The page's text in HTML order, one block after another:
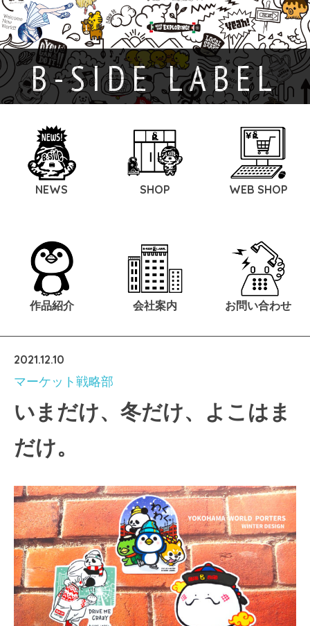
B-SIDE LABEL
NEWS SHOP WEB SHOP
作品紹介 会社案内 お問い合わせ
2021.12.10
マーケット戦略部
いまだけ、冬だけ、よこはま
だけ。